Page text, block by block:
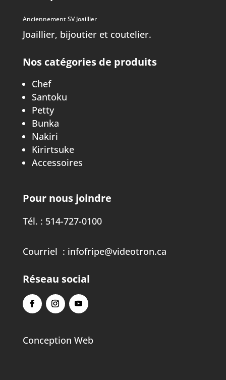
Anciennement SV Joaillier
Joaillier, bijoutier et coutelier.
Nos catégories de produits
Chef
Santoku
Petty
Bunka
Nakiri
Kirirtsuke
Accessoires
Pour nous joindre
Tél. : 514-727-0100
Courriel : infofripe@videotron.ca
Réseau social
Conception Web